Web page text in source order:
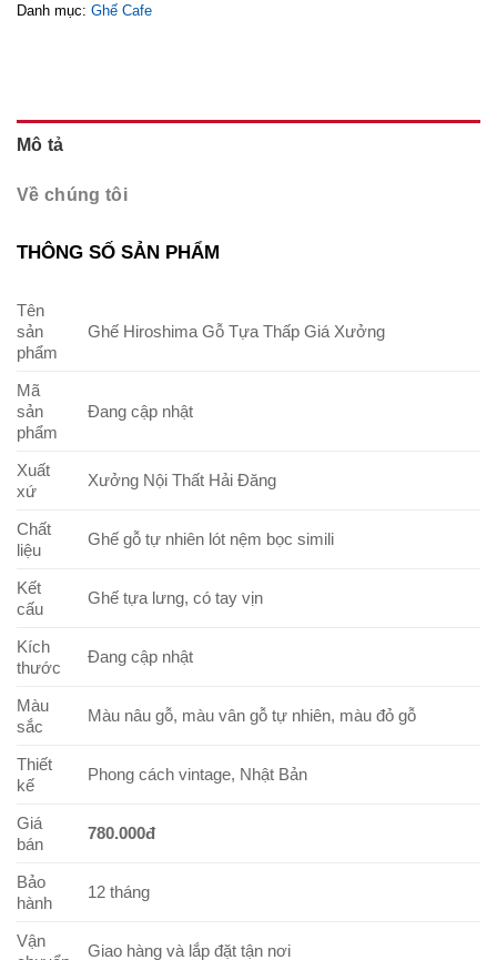
Danh mục: Ghế Cafe
Mô tả
Về chúng tôi
THÔNG SỐ SẢN PHẨM
Tên
sản
phẩm
Ghế Hiroshima Gỗ Tựa Thấp Giá Xưởng
Mã
sản
phẩm
Đang cập nhật
Xuất
xứ
Xưởng Nội Thất Hải Đăng
Chất
liệu
Ghế gỗ tự nhiên lót nệm bọc simili
Kết
cấu
Ghế tựa lưng, có tay vịn
Kích
thước
Đang cập nhật
Màu
sắc
Màu nâu gỗ, màu vân gỗ tự nhiên, màu đỏ gỗ
Thiết
kế
Phong cách vintage, Nhật Bản
Giá
bán
780.000đ
Bảo
hành
12 tháng
Vận
Giao hàng và lắp đặt tận nơi